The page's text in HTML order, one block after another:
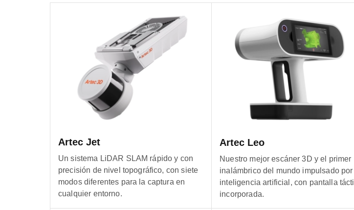
Artec Jet
Un sistema LiDAR SLAM rápido y con
precisión de nivel topográfico, con siete
modos diferentes para la captura en
cualquier entorno.
Artec Leo
Nuestro mejor escáner 3D y el primer
inalámbrico del mundo impulsado por
inteligencia artificial, con pantalla táctil
incorporada.